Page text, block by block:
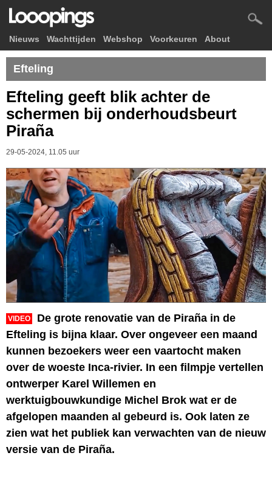
Nieuws Wachttijden Webshop Voorkeuren About
Efteling
Efteling geeft blik achter de
schermen bij onderhoudsbeurt
Piraña
29-05-2024, 11.05 uur
VIDEO
De grote renovatie van de Piraña in de
Efteling is bijna klaar. Over ongeveer een maand
kunnen bezoekers weer een vaartocht maken
over de woeste Inca-rivier. In een filmpje vertellen
ontwerper Karel Willemen en
werktuigbouwkundige Michel Brok wat er de
afgelopen maanden al gebeurd is. Ook laten ze
zien wat het publiek kan verwachten van de nieuw
versie van de Piraña.